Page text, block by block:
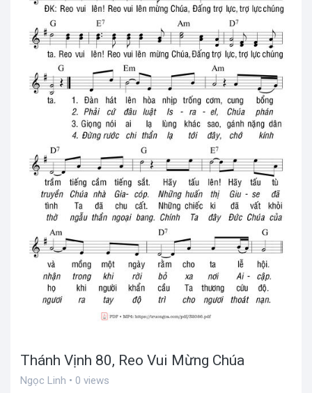
Thánh Vịnh 80, Reo Vui Mừng Chúa
Ngọc Linh • 0 views